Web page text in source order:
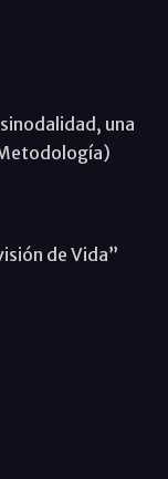
una
de Vida”